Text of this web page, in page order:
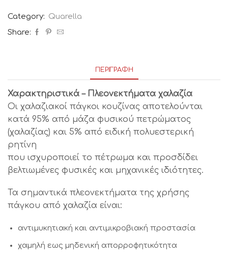
Category: Quarella
Share:
ΠΕΡΙΓΡΑΦΉ
Χαρακτηριστικά – Πλεονεκτήματα χαλαζία
Οι χαλαζιακοί πάγκοι κουζίνας αποτελούνται
κατά 95% από μάζα φυσικού πετρώματος
(χαλαζίας) και 5% από ειδική πολυεστερική
ρητίνη
που ισχυροποιεί το πέτρωμα και προσδίδει
βελτιωμένες φυσικές και μηχανικές ιδιότητες.
Τα σημαντικά πλεονεκτήματα της χρήσης
πάγκου από χαλαζία είναι:
αντιμυκητιακή και αντιμικροβιακή προστασία
χαμηλή εως μηδενική απορροφητικότητα